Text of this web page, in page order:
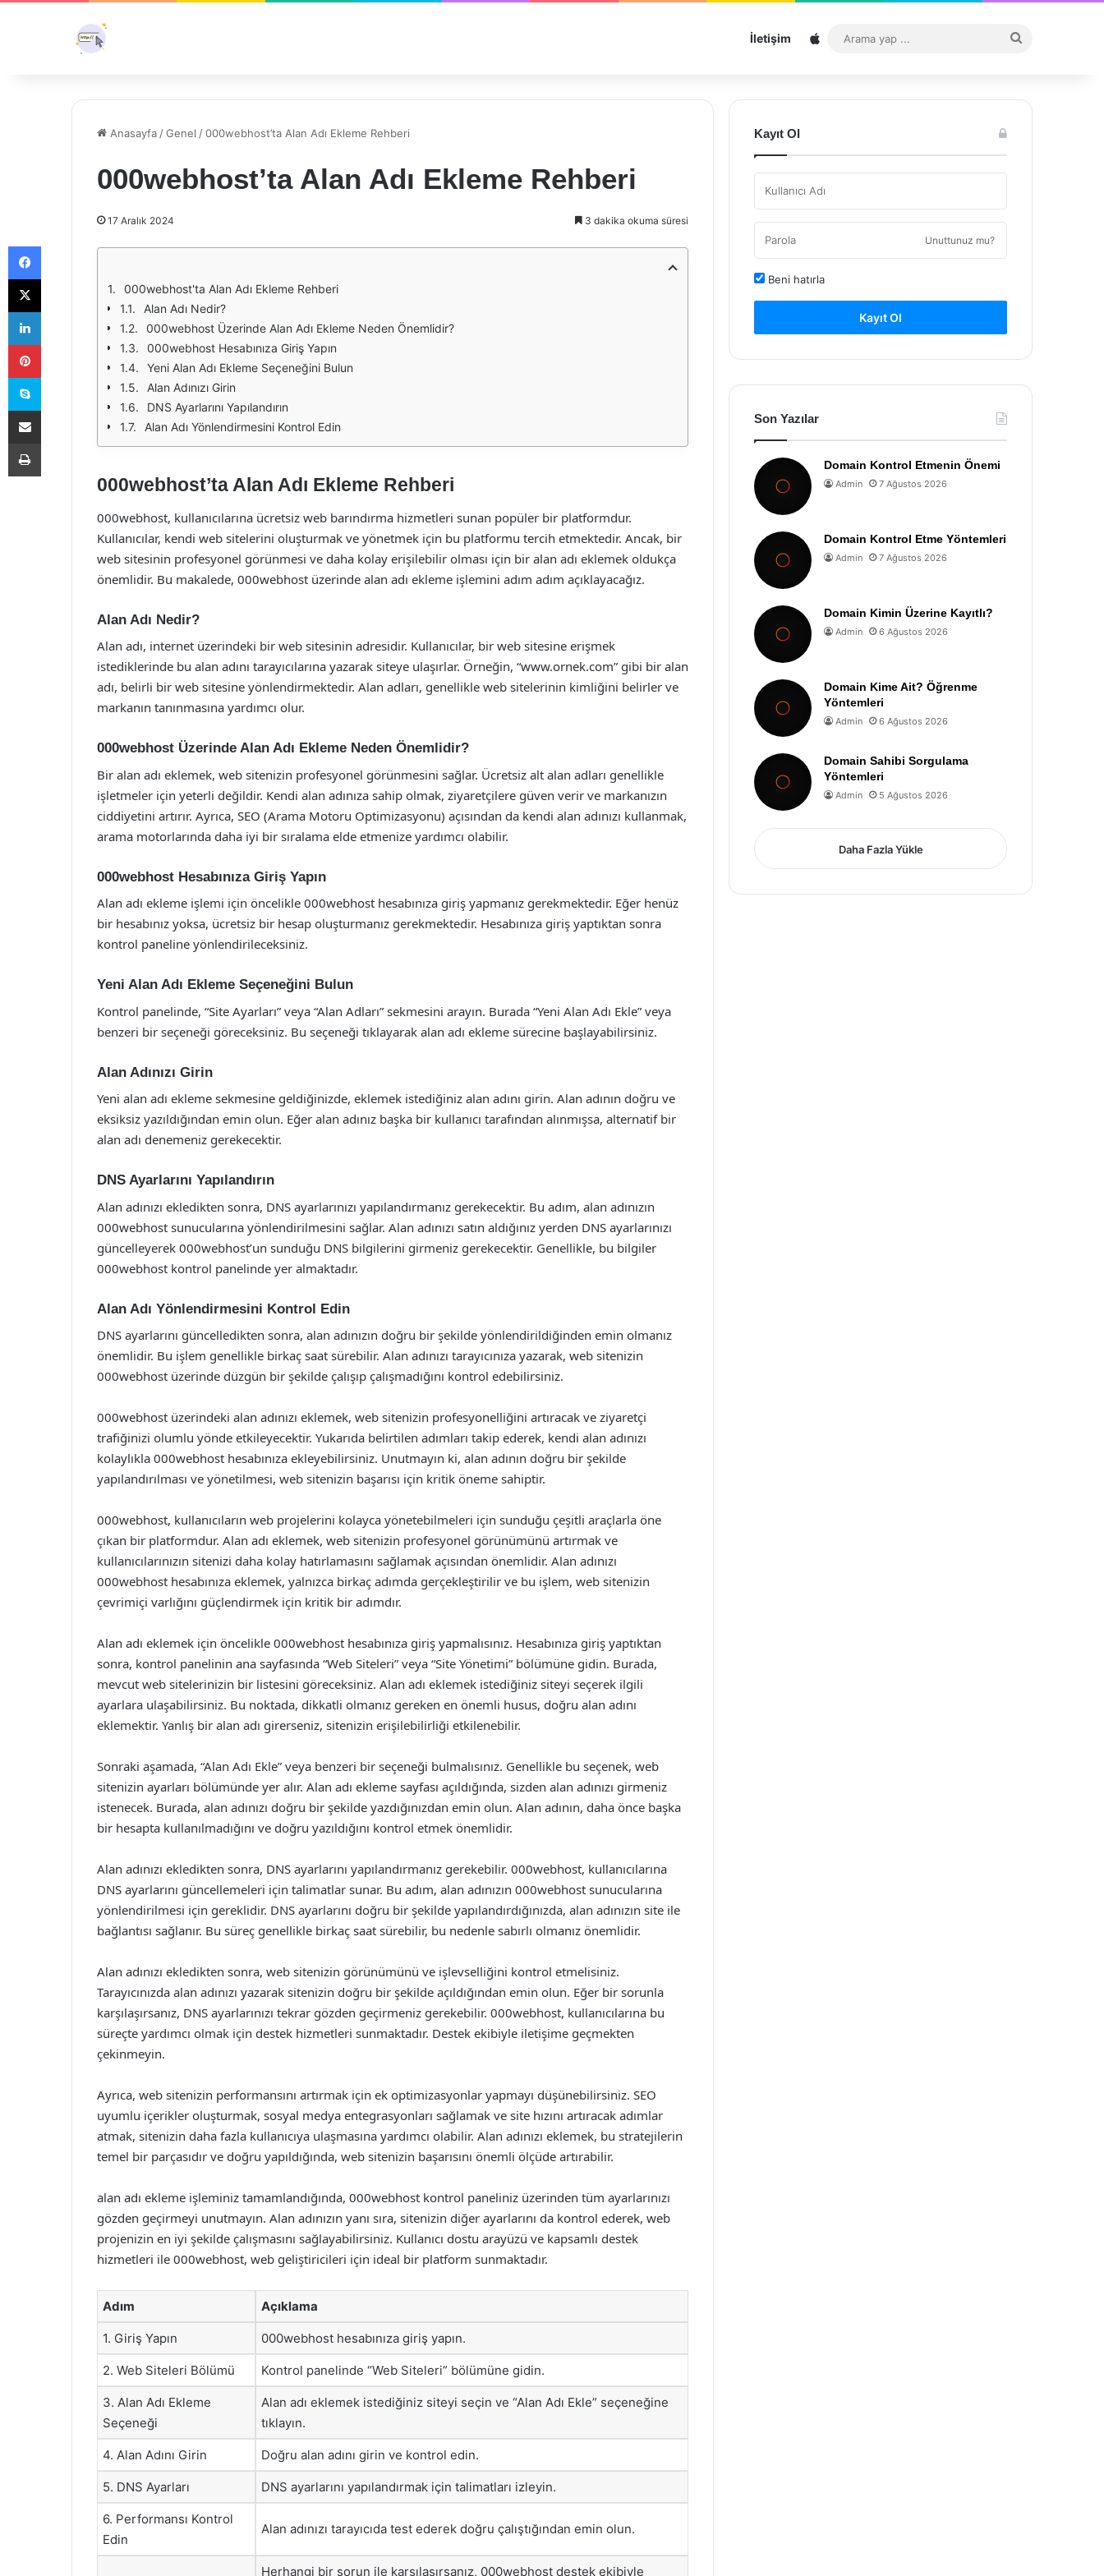
İletişim Sitemap
...
Anasayfa /Genel /000webhost’ta Alan Adı Ekleme Rehberi
000webhost’ta Alan Adı Ekleme Rehberi
17 Aralık 2024 3 dakika okuma süresi
000webhost'ta Alan Adı Ekleme Rehberi
Alan Adı Nedir?
000webhost Üzerinde Alan Adı Ekleme Neden Önemlidir?
000webhost Hesabınıza Giriş Yapın
Yeni Alan Adı Ekleme Seçeneğini Bulun
Alan Adınızı Girin
DNS Ayarlarını Yapılandırın
Alan Adı Yönlendirmesini Kontrol Edin
000webhost’ta Alan Adı Ekleme Rehberi
000webhost, kullanıcılarına ücretsiz web barındırma hizmetleri sunan popüler bir platformdur.
Kullanıcılar, kendi web sitelerini oluşturmak ve yönetmek için bu platformu tercih etmektedir. Ancak, bir
web sitesinin profesyonel görünmesi ve daha kolay erişilebilir olması için bir alan adı eklemek oldukça
önemlidir. Bu makalede, 000webhost üzerinde alan adı ekleme işlemini adım adım açıklayacağız.
Alan Adı Nedir?
Alan adı, internet üzerindeki bir web sitesinin adresidir. Kullanıcılar, bir web sitesine erişmek
istediklerinde bu alan adını tarayıcılarına yazarak siteye ulaşırlar. Örneğin, “www.ornek.com” gibi bir alan
adı, belirli bir web sitesine yönlendirmektedir. Alan adları, genellikle web sitelerinin kimliğini belirler ve
markanın tanınmasına yardımcı olur.
000webhost Üzerinde Alan Adı Ekleme Neden Önemlidir?
Bir alan adı eklemek, web sitenizin profesyonel görünmesini sağlar. Ücretsiz alt alan adları genellikle
işletmeler için yeterli değildir. Kendi alan adınıza sahip olmak, ziyaretçilere güven verir ve markanızın
ciddiyetini artırır. Ayrıca, SEO (Arama Motoru Optimizasyonu) açısından da kendi alan adınızı kullanmak,
arama motorlarında daha iyi bir sıralama elde etmenize yardımcı olabilir.
000webhost Hesabınıza Giriş Yapın
Alan adı ekleme işlemi için öncelikle 000webhost hesabınıza giriş yapmanız gerekmektedir. Eğer henüz
bir hesabınız yoksa, ücretsiz bir hesap oluşturmanız gerekmektedir. Hesabınıza giriş yaptıktan sonra
kontrol paneline yönlendirileceksiniz.
Yeni Alan Adı Ekleme Seçeneğini Bulun
Kontrol panelinde, “Site Ayarları” veya “Alan Adları” sekmesini arayın. Burada “Yeni Alan Adı Ekle” veya
benzeri bir seçeneği göreceksiniz. Bu seçeneği tıklayarak alan adı ekleme sürecine başlayabilirsiniz.
Alan Adınızı Girin
Yeni alan adı ekleme sekmesine geldiğinizde, eklemek istediğiniz alan adını girin. Alan adının doğru ve
eksiksiz yazıldığından emin olun. Eğer alan adınız başka bir kullanıcı tarafından alınmışsa, alternatif bir
alan adı denemeniz gerekecektir.
DNS Ayarlarını Yapılandırın
Alan adınızı ekledikten sonra, DNS ayarlarınızı yapılandırmanız gerekecektir. Bu adım, alan adınızın
000webhost sunucularına yönlendirilmesini sağlar. Alan adınızı satın aldığınız yerden DNS ayarlarınızı
güncelleyerek 000webhost’un sunduğu DNS bilgilerini girmeniz gerekecektir. Genellikle, bu bilgiler
000webhost kontrol panelinde yer almaktadır.
Alan Adı Yönlendirmesini Kontrol Edin
DNS ayarlarını güncelledikten sonra, alan adınızın doğru bir şekilde yönlendirildiğinden emin olmanız
önemlidir. Bu işlem genellikle birkaç saat sürebilir. Alan adınızı tarayıcınıza yazarak, web sitenizin
000webhost üzerinde düzgün bir şekilde çalışıp çalışmadığını kontrol edebilirsiniz.
000webhost üzerindeki alan adınızı eklemek, web sitenizin profesyonelliğini artıracak ve ziyaretçi
trafiğinizi olumlu yönde etkileyecektir. Yukarıda belirtilen adımları takip ederek, kendi alan adınızı
kolaylıkla 000webhost hesabınıza ekleyebilirsiniz. Unutmayın ki, alan adının doğru bir şekilde
yapılandırılması ve yönetilmesi, web sitenizin başarısı için kritik öneme sahiptir.
000webhost, kullanıcıların web projelerini kolayca yönetebilmeleri için sunduğu çeşitli araçlarla öne
çıkan bir platformdur. Alan adı eklemek, web sitenizin profesyonel görünümünü artırmak ve
kullanıcılarınızın sitenizi daha kolay hatırlamasını sağlamak açısından önemlidir. Alan adınızı
000webhost hesabınıza eklemek, yalnızca birkaç adımda gerçekleştirilir ve bu işlem, web sitenizin
çevrimiçi varlığını güçlendirmek için kritik bir adımdır.
Alan adı eklemek için öncelikle 000webhost hesabınıza giriş yapmalısınız. Hesabınıza giriş yaptıktan
sonra, kontrol panelinin ana sayfasında “Web Siteleri” veya “Site Yönetimi” bölümüne gidin. Burada,
mevcut web sitelerinizin bir listesini göreceksiniz. Alan adı eklemek istediğiniz siteyi seçerek ilgili
ayarlara ulaşabilirsiniz. Bu noktada, dikkatli olmanız gereken en önemli husus, doğru alan adını
eklemektir. Yanlış bir alan adı girerseniz, sitenizin erişilebilirliği etkilenebilir.
Sonraki aşamada, “Alan Adı Ekle” veya benzeri bir seçeneği bulmalısınız. Genellikle bu seçenek, web
sitenizin ayarları bölümünde yer alır. Alan adı ekleme sayfası açıldığında, sizden alan adınızı girmeniz
istenecek. Burada, alan adınızı doğru bir şekilde yazdığınızdan emin olun. Alan adının, daha önce başka
bir hesapta kullanılmadığını ve doğru yazıldığını kontrol etmek önemlidir.
Alan adınızı ekledikten sonra, DNS ayarlarını yapılandırmanız gerekebilir. 000webhost, kullanıcılarına
DNS ayarlarını güncellemeleri için talimatlar sunar. Bu adım, alan adınızın 000webhost sunucularına
yönlendirilmesi için gereklidir. DNS ayarlarını doğru bir şekilde yapılandırdığınızda, alan adınızın site ile
bağlantısı sağlanır. Bu süreç genellikle birkaç saat sürebilir, bu nedenle sabırlı olmanız önemlidir.
Alan adınızı ekledikten sonra, web sitenizin görünümünü ve işlevselliğini kontrol etmelisiniz.
Tarayıcınızda alan adınızı yazarak sitenizin doğru bir şekilde açıldığından emin olun. Eğer bir sorunla
karşılaşırsanız, DNS ayarlarınızı tekrar gözden geçirmeniz gerekebilir. 000webhost, kullanıcılarına bu
süreçte yardımcı olmak için destek hizmetleri sunmaktadır. Destek ekibiyle iletişime geçmekten
çekinmeyin.
Ayrıca, web sitenizin performansını artırmak için ek optimizasyonlar yapmayı düşünebilirsiniz. SEO
uyumlu içerikler oluşturmak, sosyal medya entegrasyonları sağlamak ve site hızını artıracak adımlar
atmak, sitenizin daha fazla kullanıcıya ulaşmasına yardımcı olabilir. Alan adınızı eklemek, bu stratejilerin
temel bir parçasıdır ve doğru yapıldığında, web sitenizin başarısını önemli ölçüde artırabilir.
alan adı ekleme işleminiz tamamlandığında, 000webhost kontrol paneliniz üzerinden tüm ayarlarınızı
gözden geçirmeyi unutmayın. Alan adınızın yanı sıra, sitenizin diğer ayarlarını da kontrol ederek, web
projenizin en iyi şekilde çalışmasını sağlayabilirsiniz. Kullanıcı dostu arayüzü ve kapsamlı destek
hizmetleri ile 000webhost, web geliştiricileri için ideal bir platform sunmaktadır.
Adım Açıklama
1. Giriş Yapın 000webhost hesabınıza giriş yapın.
2. Web Siteleri Bölümü Kontrol panelinde “Web Siteleri” bölümüne gidin.
3. Alan Adı Ekleme
Seçeneği
Alan adı eklemek istediğiniz siteyi seçin ve “Alan Adı Ekle” seçeneğine
tıklayın.
4. Alan Adını Girin Doğru alan adını girin ve kontrol edin.
5. DNS Ayarları DNS ayarlarını yapılandırmak için talimatları izleyin.
6. Performansı Kontrol
Edin
Alan adınızı tarayıcıda test ederek doğru çalıştığından emin olun.
Herhangi bir sorun ile karşılaşırsanız, 000webhost destek ekibiyle
Kayıt Ol
Unuttunuz mu?
Beni hatırla
Kayıt Ol
Son Yazılar
Domain Kontrol Etmenin Önemi
Admin 7 Ağustos 2026
Domain Kontrol Etme Yöntemleri
Admin 7 Ağustos 2026
Domain Kimin Üzerine Kayıtlı?
Admin 6 Ağustos 2026
Domain Kime Ait? Öğrenme
Yöntemleri
Admin 6 Ağustos 2026
Domain Sahibi Sorgulama
Yöntemleri
Admin 5 Ağustos 2026
Daha Fazla Yükle
Facebook
X
LinkedIn
Pinterest
Skype
E-Posta ile paylaş